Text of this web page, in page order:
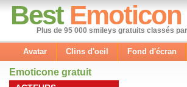
Best Emoticon
Plus de 95 000 smileys gratuits classés
Avatar Clins d'oeil Fond d'écran
Emoticone gratuit